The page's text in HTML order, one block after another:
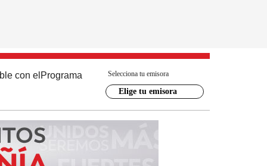
con el Programa Selecciona tu emisora
Elige tu emisora